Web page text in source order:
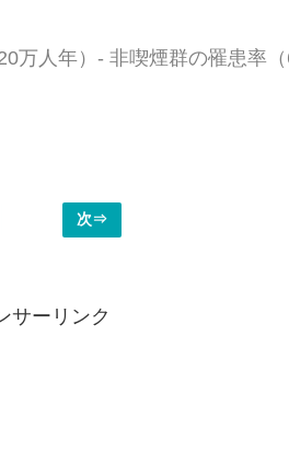
万人年）- 非喫煙群の罹患率
次⇒
サーリンク